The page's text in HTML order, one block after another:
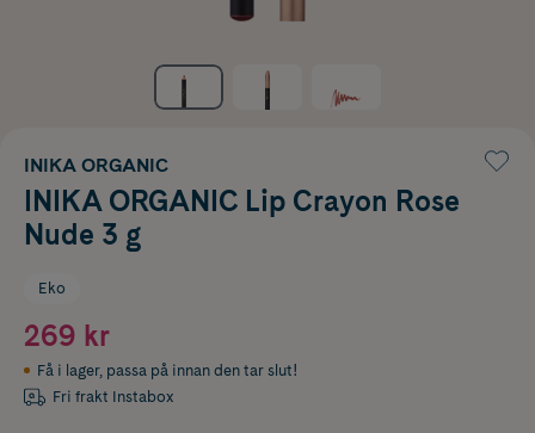
INIKA ORGANIC
INIKA ORGANIC Lip Crayon Rose
Nude 3 g
Eko
269 kr
Få i lager, passa på innan den tar slut!
Fri frakt Instabox